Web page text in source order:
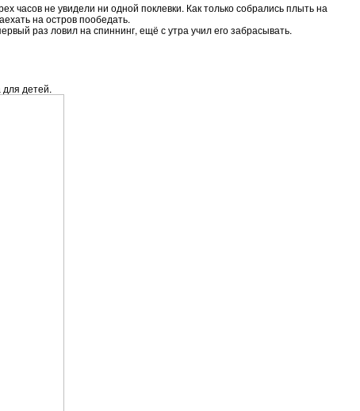
не увидели ни одной поклевки. Как только собрались плыть на
на остров пообедать.
раз ловил на спиннинг, ещё с утра учил его забрасывать.
детей.